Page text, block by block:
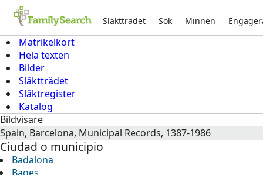
Släktträdet Sök Minnen
Matrikelkort
Hela texten
Bilder
Släktträdet
Släktregister
Katalog
Bildvisare
Spain, Barcelona, Municipal Records, 1387-1986
Ciudad o municipio
Badalona